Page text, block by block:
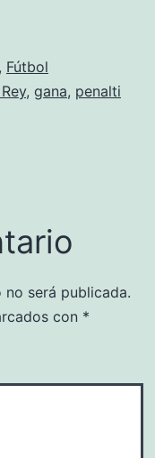
Fútbol
, gana, penalti
será publicada.
con *